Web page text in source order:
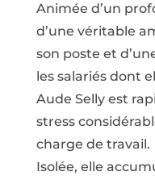
Animée d’un
d’une véritable
son poste et
les salariés dont
Aude Selly est
stress
charge de travail.
Isolée, elle